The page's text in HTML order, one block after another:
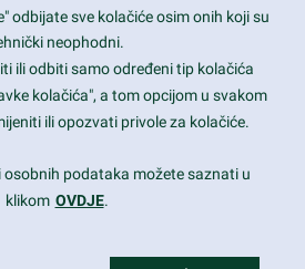
© All Rights Reserved
odbijate sve kolačiće osim onih koji su
neophodni.
ili odbiti samo određeni tip kolačića
kolačića", a tom opcijom u svakom
ili opozvati privole za kolačiće.
osobnih podataka možete saznati u
klikom OVDJE.